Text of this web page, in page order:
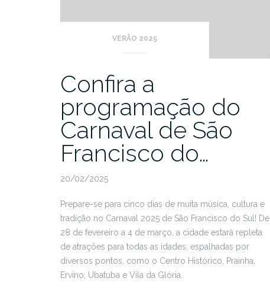
VERÃO 2025
Confira a
programação do
Carnaval de São
Francisco do…
20/02/2025
Prepare-se para cinco dias de muita música, cultura e
tradição no Carnaval 2025 de São Francisco do Sul! De
28 de fevereiro a 4 de março, a cidade estará repleta
de atrações para todas as idades, espalhadas por
diversos pontos, como o Centro Histórico, Prainha,
Ervino, Ubatuba e Vila da Glória.